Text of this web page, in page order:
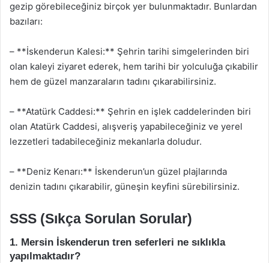
gezip görebileceğiniz birçok yer bulunmaktadır. Bunlardan
bazıları:
– **İskenderun Kalesi:** Şehrin tarihi simgelerinden biri
olan kaleyi ziyaret ederek, hem tarihi bir yolculuğa çıkabilir
hem de güzel manzaraların tadını çıkarabilirsiniz.
– **Atatürk Caddesi:** Şehrin en işlek caddelerinden biri
olan Atatürk Caddesi, alışveriş yapabileceğiniz ve yerel
lezzetleri tadabileceğiniz mekanlarla doludur.
– **Deniz Kenarı:** İskenderun’un güzel plajlarında
denizin tadını çıkarabilir, güneşin keyfini sürebilirsiniz.
SSS (Sıkça Sorulan Sorular)
1. Mersin İskenderun tren seferleri ne sıklıkla
yapılmaktadır?